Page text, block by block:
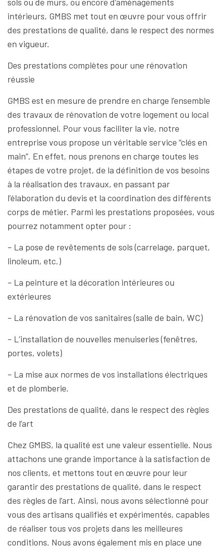
intérieurs, GMBS met tout en œuvre pour vous offrir
des prestations de qualité, dans le respect des normes
en vigueur.
Des prestations complètes pour une rénovation
réussie
GMBS est en mesure de prendre en charge l’ensemble
des travaux de rénovation de votre logement ou local
professionnel. Pour vous faciliter la vie, notre
entreprise vous propose un véritable service “clés en
main”. En effet, nous prenons en charge toutes les
étapes de votre projet, de la définition de vos besoins
à la réalisation des travaux, en passant par
l’élaboration du devis et la coordination des différents
corps de métier. Parmi les prestations proposées, vous
pourrez notamment opter pour :
– La pose de revêtements de sols (carrelage, parquet,
linoleum, etc.)
– La peinture et la décoration intérieures ou
extérieures
– La rénovation de vos sanitaires (salle de bain, WC)
– L’installation de nouvelles menuiseries (fenêtres,
portes, volets)
– La mise aux normes de vos installations électriques
et de plomberie.
Des prestations de qualité, dans le respect des règles
de l’art
Chez GMBS, la qualité est une valeur essentielle. Nous
attachons une grande importance à la satisfaction de
nos clients, et mettons tout en œuvre pour leur
garantir des prestations de qualité, dans le respect
des règles de l’art. Ainsi, nous avons sélectionné pour
vous des artisans qualifiés et expérimentés, capables
de réaliser tous vos projets dans les meilleures
conditions. Nous avons également mis en place une